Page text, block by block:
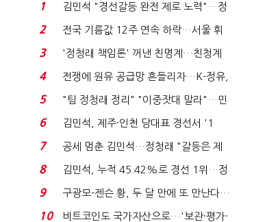
1
김민석 "경선갈등 완전 제로 노력"…정
청래 "반명 공세 사...
2
전국 기름값 12주 연속 하락…서울 휘
발윳값 1909원...
3
'정청래 책임론' 꺼낸 친명계…친청계
는 추가투표 때리기...
4
전쟁에 원유 공급망 흔들리자…K-정유,
에너지안보 핵심...
5
"팀 정청래 정리" "이중잣대 말라"…민
주 최고위원 계파 다...
6
김민석, 제주·인천 당대표 경선서 '1
위'(1보)...
7
공세 멈춘 김민석…정청래 "갈등은 제
가 수습"
8
김민석, 누적 45.42%로 경선 1위…정
청래와 격차 0.86%p(...
9
구광모-젠슨 황, 두 달 만에 또 만난다…
로봇·AI 등 논...
10
비트코인도 국가자산으로…'보관·평가·